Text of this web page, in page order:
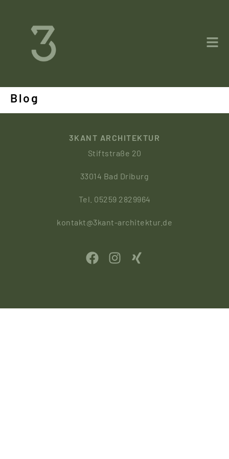
Blog
3KANT ARCHITEKTUR
Stiftstraße 20
33014 Bad Driburg
Tel. 05259 2829964
kontakt@3kant-architektur.de